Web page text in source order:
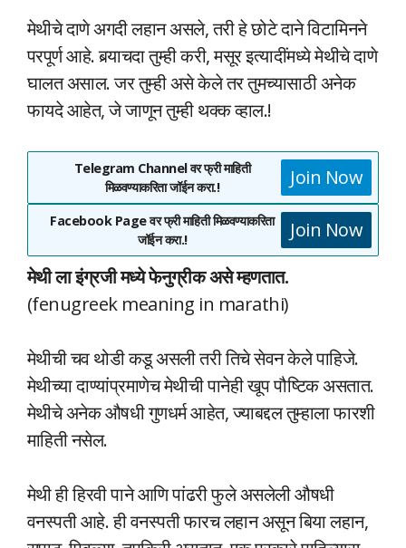
मेथीचे दाणे अगदी लहान असले, तरी हे छोटे दाने विटामिनने
परपूर्ण आहे. बर्‍याचदा तुम्ही करी, मसूर इत्यादींमध्ये मेथीचे दाणे
घालत असाल. जर तुम्ही असे केले तर तुमच्यासाठी अनेक
फायदे आहेत, जे जाणून तुम्ही थक्क व्हाल.!
Telegram Channel वर फ्री माहिती
मिळवण्याकरिता जॉईन करा.!
Join Now
Facebook Page वर फ्री माहिती मिळवण्याकरिता
जॉईन करा.!
Join Now
मेथी ला इंग्रजी मध्ये फेनुग्रीक असे म्हणतात.
(fenugreek meaning in marathi)
मेथीची चव थोडी कडू असली तरी तिचे सेवन केले पाहिजे.
मेथीच्या दाण्यांप्रमाणेच मेथीची पानेही खूप पौष्टिक असतात.
मेथीचे अनेक औषधी गुणधर्म आहेत, ज्याबद्दल तुम्हाला फारशी
माहिती नसेल.
मेथी ही हिरवी पाने आणि पांढरी फुले असलेली औषधी
वनस्पती आहे. ही वनस्पती फारच लहान असून बिया लहान,